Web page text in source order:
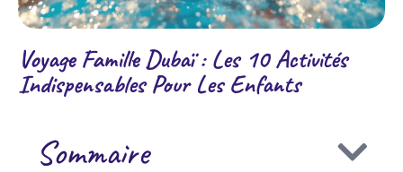
Voyage Famille Dubaï : Les 10 Activités
Indispensables Pour Les Enfants
Sommaire